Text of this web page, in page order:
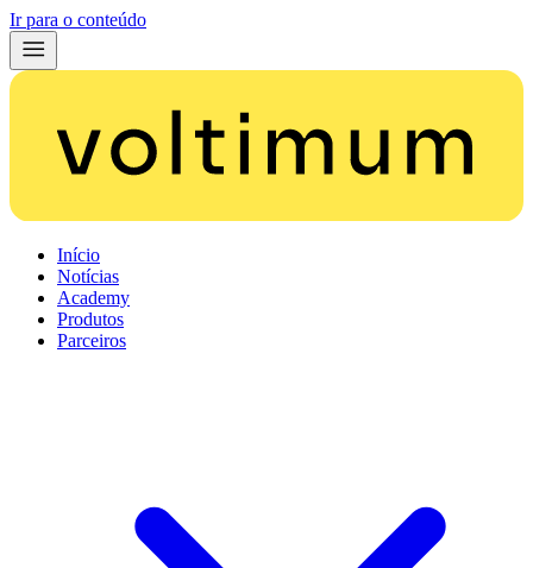
Ir para o conteúdo
Início
Notícias
Academy
Produtos
Parceiros